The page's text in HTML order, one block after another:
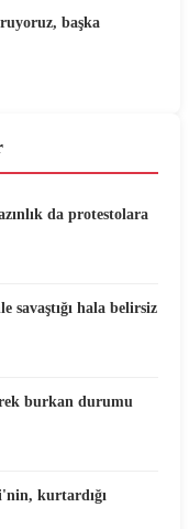
başka
da protestolara
savaştığı hala belirsiz
burkan durumu
kurtardığı